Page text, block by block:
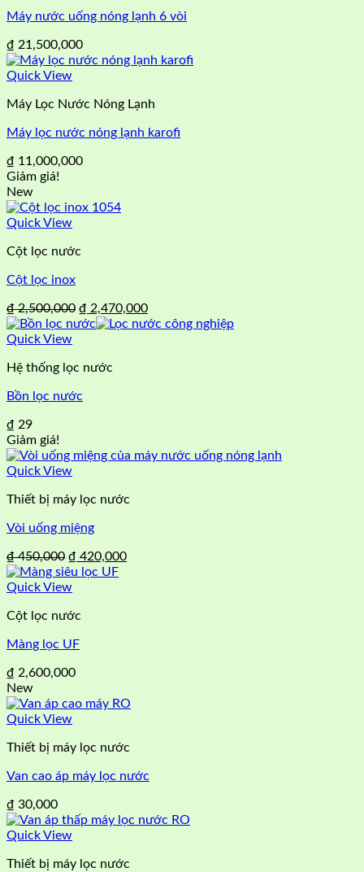
Máy nước uống nóng lạnh 6 vòi
₫ 21,500,000
Quick View
Máy Lọc Nước Nóng Lạnh
Máy lọc nước nóng lạnh karofi
₫ 11,000,000
Giảm giá!
New
Quick View
Cột lọc nước
Cột lọc inox
₫2,500,000 Giá
gốc
₫ 2,470,000Giá
hiện
Quick View
Hệ thống lọc nước
Bồn lọc nước
₫ 29
Giảm giá!
Quick View
Thiết bị máy lọc nước
Vòi uống miệng
₫450,000 Giá
gốc
là:
₫ 420,000Giá
Quick View
Cột lọc nước
Màng lọc UF
₫ 2,600,000
New
Quick View
Thiết bị máy lọc nước
Van cao áp máy lọc nước
₫ 30,000
Quick View
Thiết bị máy lọc nước